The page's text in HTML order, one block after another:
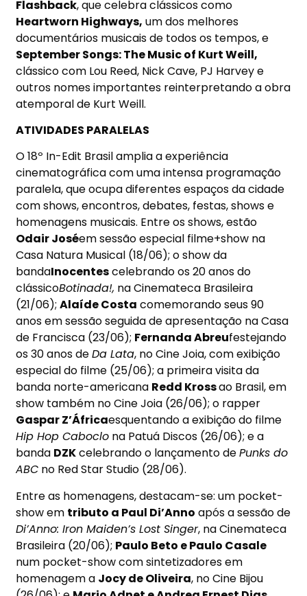
Flashback, que celebra clássicos como
Heartworn Highways, um dos melhores
documentários musicais de todos os tempos, e
September Songs: The Music of Kurt Weill,
clássico com Lou Reed, Nick Cave, PJ Harvey e
outros nomes importantes reinterpretando a obra
atemporal de Kurt Weill.
ATIVIDADES PARALELAS
O 18º In-Edit Brasil amplia a experiência
cinematográfica com uma intensa programação
paralela, que ocupa diferentes espaços da cidade
com shows, encontros, debates, festas, shows e
homenagens musicais. Entre os shows, estão
Odair Joséem sessão especial filme+show na
Casa Natura Musical (18/06); o show da
bandaInocentescelebrando os 20 anos do
clássicoBotinada!, na Cinemateca Brasileira
(21/06);Alaíde Costa comemorando seus 90
anos em sessão seguida de apresentação na Casa
de Francisca (23/06); Fernanda Abreufestejando
os 30 anos deDa Lata, no Cine Joia, com exibição
especial do filme (25/06); a primeira visita da
banda norte-americana Redd Krossao Brasil, em
show também no Cine Joia (26/06); o rapper
Gaspar Z’Áfricaesquentando a exibição do filme
Hip Hop Caboclo na Patuá Discos (26/06); e a
banda DZKcelebrando o lançamento dePunks do
ABC no Red Star Studio (28/06).
Entre as homenagens, destacam-se: um pocket-
show em tributo a Paul Di’Anno após a sessão de
Di’Anno: Iron Maiden’s Lost Singer, na Cinemateca
Brasileira (20/06); Paulo Beto e Paulo Casale
num pocket-show com sintetizadores em
homenagem a Jocy de Oliveira, no Cine Bijou